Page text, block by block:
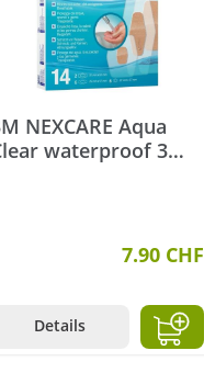
NEXCARE Aqua
waterproof 3
7.90 CHF
Details